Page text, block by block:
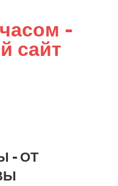
–
сайт
– ОТ